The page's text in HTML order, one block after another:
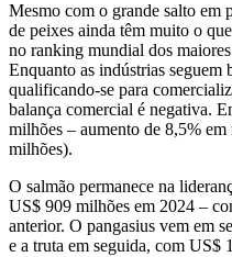
Mesmo com o grande salto em
de peixes ainda têm muito o
no ranking mundial dos
Enquanto as indústrias seguem
qualificando-se para
balança comercial é negativa.
milhões – aumento de 8,5%
milhões).
O salmão permanece na
US$ 909 milhões em 2024 –
anterior. O pangasius vem em
e a truta em seguida, com US$